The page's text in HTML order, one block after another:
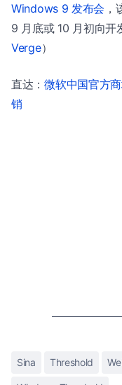
Windows 9 发布会
9 月底或 10 月初向开
Verge）
直达：微软中国官方
销
Sina Threshold